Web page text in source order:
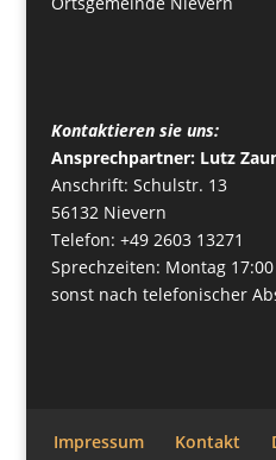
Kontaktieren sie uns:
Ansprechpartner: Lutz
Anschrift: Schulstr. 13
56132 Nievern
Telefon: +49 2603 13271
Sprechzeiten: Montag
sonst nach telefonischer
Impressum Kontakt